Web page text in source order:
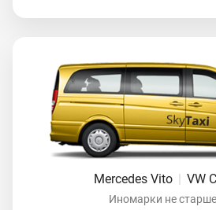
Mercedes Vito VW
Иномарки не